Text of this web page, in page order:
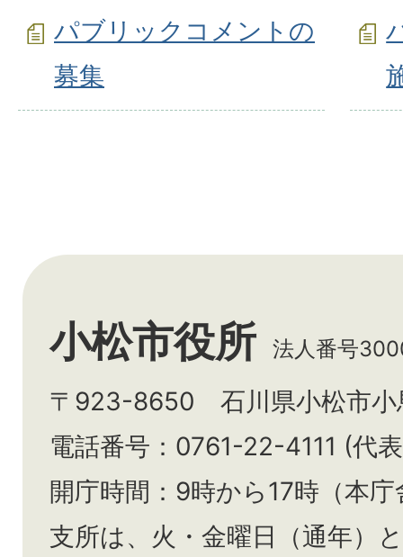
パブリックコメントの
募集
小松市役所 法人番号
〒923-8650 石川県小松市小
電話番号：0761-22-4111 (代
開庁時間：9時から17時（本
支所は、火・金曜日（通年）と